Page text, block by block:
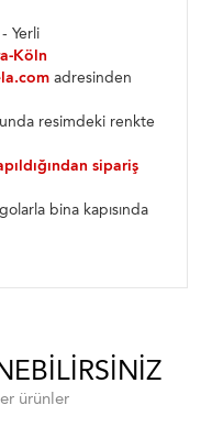
Yerli
Köln
adresinden
resimdeki renkte
sipariş
bina kapısında
ürünler